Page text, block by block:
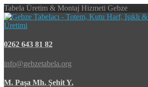
Tabela Üretim & Montaj Hizmeti Gebze
0262 643 81 82
info@gebzetabela.org
M. Paşa Mh. Şehit Y.